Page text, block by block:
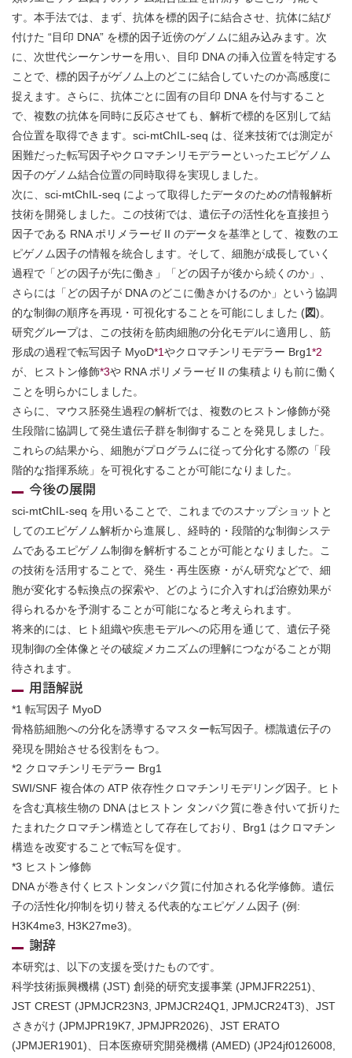
す。本手法では、まず、抗体を標的因子に結合させ、抗体に結び
付けた “目印 DNA” を標的因子近傍のゲノムに組み込みます。次
に、次世代シーケンサーを用い、目印 DNA の挿入位置を特定する
ことで、標的因子がゲノム上のどこに結合していたのか高感度に
捉えます。さらに、抗体ごとに固有の目印 DNA を付与すること
で、複数の抗体を同時に反応させても、解析で標的を区別して結
合位置を取得できます。sci-mtChIL-seq は、従来技術では測定が
困難だった転写因子やクロマチンリモデラーといったエピゲノム
因子のゲノム結合位置の同時取得を実現しました。
次に、sci-mtChIL-seq によって取得したデータのための情報解析
技術を開発しました。この技術では、遺伝子の活性化を直接担う
因子である RNA ポリメラーゼ II のデータを基準として、複数のエ
ピゲノム因子の情報を統合します。そして、細胞が成長していく
過程で「どの因子が先に働き」「どの因子が後から続くのか」、
さらには「どの因子が DNA のどこに働きかけるのか」という協調
的な制御の順序を再現・可視化することを可能にしました (図)。
研究グループは、この技術を筋肉細胞の分化モデルに適用し、筋
形成の過程で転写因子 MyoD*1やクロマチンリモデラー Brg1*2
が、ヒストン修飾*3や RNA ポリメラーゼ II の集積よりも前に働く
ことを明らかにしました。
さらに、マウス胚発生過程の解析では、複数のヒストン修飾が発
生段階に協調して発生遺伝子群を制御することを発見しました。
これらの結果から、細胞がプログラムに従って分化する際の「段
階的な指揮系統」を可視化することが可能になりました。
今後の展開
sci-mtChIL-seq を用いることで、これまでのスナップショットと
してのエピゲノム解析から進展し、経時的・段階的な制御システ
ムであるエピゲノム制御を解析することが可能となりました。こ
の技術を活用することで、発生・再生医療・がん研究などで、細
胞が変化する転換点の探索や、どのように介入すれば治療効果が
得られるかを予測することが可能になると考えられます。
将来的には、ヒト組織や疾患モデルへの応用を通じて、遺伝子発
現制御の全体像とその破綻メカニズムの理解につながることが期
待されます。
用語解説
*1 転写因子 MyoD
骨格筋細胞への分化を誘導するマスター転写因子。標識遺伝子の
発現を開始させる役割をもつ。
*2 クロマチンリモデラー Brg1
SWI/SNF 複合体の ATP 依存性クロマチンリモデリング因子。ヒト
を含む真核生物の DNA はヒストン タンパク質に巻き付いて折りた
たまれたクロマチン構造として存在しており、Brg1 はクロマチン
構造を改変することで転写を促す。
*3 ヒストン修飾
DNA が巻き付くヒストンタンパク質に付加される化学修飾。遺伝
子の活性化/抑制を切り替える代表的なエピゲノム因子 (例:
H3K4me3, H3K27me3)。
謝辞
本研究は、以下の支援を受けたものです。
科学技術振興機構 (JST) 創発的研究支援事業 (JPMJFR2251)、
JST CREST (JPMJCR23N3, JPMJCR24Q1, JPMJCR24T3)、JST
さきがけ (JPMJPR19K7, JPMJPR2026)、JST ERATO
(JPMJER1901)、日本医療研究開発機構 (AMED) (JP24jf0126008,